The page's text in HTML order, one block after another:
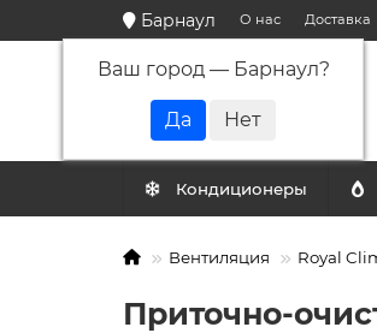
Барнаул
Ваш город — Барнаул?
О нас Доставка
Кондиционеры
Вентиляция Royal
Приточно-